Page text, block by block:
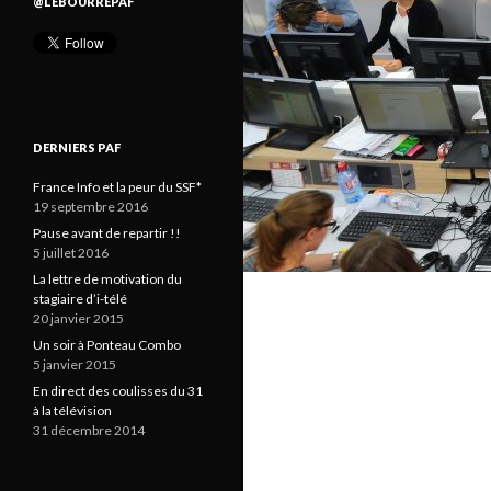
DERNIERS PAF
France Info et la peur du SSF*
19 septembre 2016
Pause avant de repartir !!
5 juillet 2016
La lettre de motivation du
stagiaire d’i-télé
20 janvier 2015
Un soir à Ponteau Combo
5 janvier 2015
En direct des coulisses du 31
à la télévision
31 décembre 2014